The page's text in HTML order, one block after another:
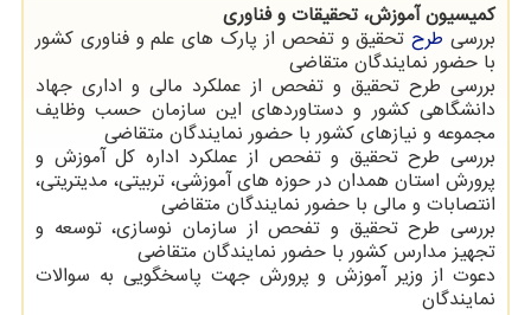
كمیسیون آموزش، تحقیقات و فناوری
بررسی طرحتحقیق و تفحص از پارك های علم و فناوری كشور
با حضور نمایندگان متقاضی
بررسی طرح تحقیق و تفحص از عملكرد مالی و اداری جهاد
دانشگاهی كشور و دستاوردهای این سازمان حسب وظایف
مجموعه و نیازهای كشور با حضور نمایندگان متقاضی
بررسی طرح تحقیق و تفحص از عملكرد اداره كل آموزش و
پرورش استان همدان در حوزه های آموزشی، تربیتی، مدیتریتی،
انتصابات و مالی با حضور نمایندگان متقاضی
بررسی طرح تحقیق و تفحص از سازمان نوسازی، توسعه و
تجهیز مدارس كشور با حضور نمایندگان متقاضی
دعوت از وزیر آموزش و پرورش جهت پاسخگویی به سوالات
نمایندگان